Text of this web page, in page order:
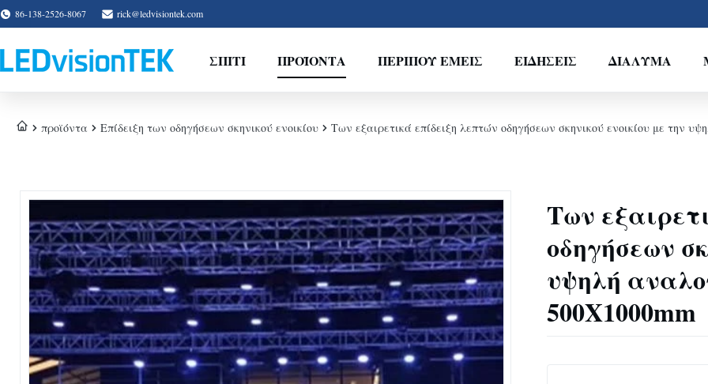
86-138-2526-8067 rick@ledvisiontek.com
ΣΠΊΤΙ ΠΡΟΪΌΝΤΑ ΠΕΡΊΠΟΥ ΕΜΕΊΣ ΕΙΔΉΣΕΙΣ ΔΙΆΛΥΜΑ
προϊόντα Επίδειξη των οδηγήσεων σκηνικού ενοικίου Των εξαιρετικά επίδειξη λεπτών οδηγήσεων σκηνικού ενοικίου με την
Των
οδηγήσεων
υψηλή
500X1000mm